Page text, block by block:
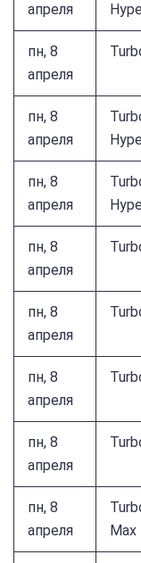
апреля
пн, 8
апреля
пн, 8
апреля
пн, 8
апреля
пн, 8
апреля
пн, 8
апреля
пн, 8
апреля
пн, 8
апреля
пн, 8
апреля
Max